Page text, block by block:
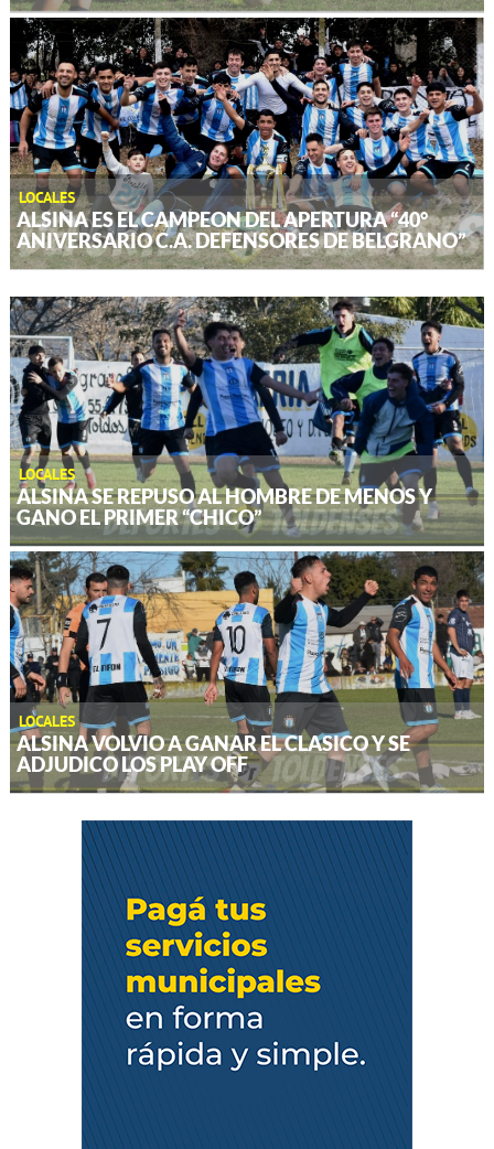
LOCALES
ALSINA ES EL CAMPEON DEL APERTURA “40°
ANIVERSARIO C.A. DEFENSORES DE BELGRANO”
LOCALES
ALSINA SE REPUSO AL HOMBRE DE MENOS Y
GANO EL PRIMER “CHICO”
LOCALES
ALSINA VOLVIO A GANAR EL CLASICO Y SE
ADJUDICO LOS PLAY OFF